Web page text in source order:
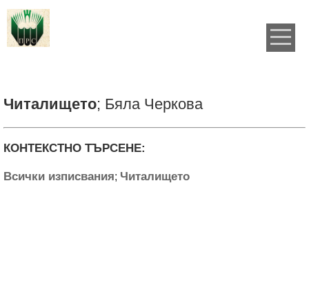
Читалището; Бяла Черкова
КОНТЕКСТНО ТЪРСЕНЕ:
Всички изписвания; Читалището